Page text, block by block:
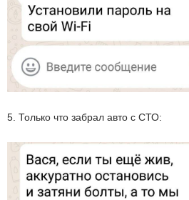
5. Только что забрал авто с СТО: